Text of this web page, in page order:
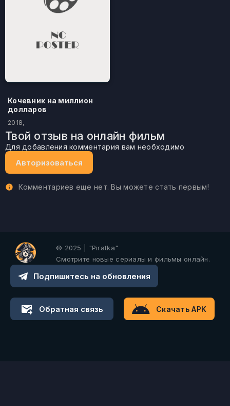
Кочевник на миллион
долларов
2018,
Твой отзыв на онлайн фильм
Для добавления комментария вам необходимо
Авторизоваться
Комментариев еще нет. Вы можете стать первым!
© 2025 | "Piratka"
Смотрите новые сериалы и фильмы онлайн.
Подпишитесь на обновления
Обратная связь Скачать APK